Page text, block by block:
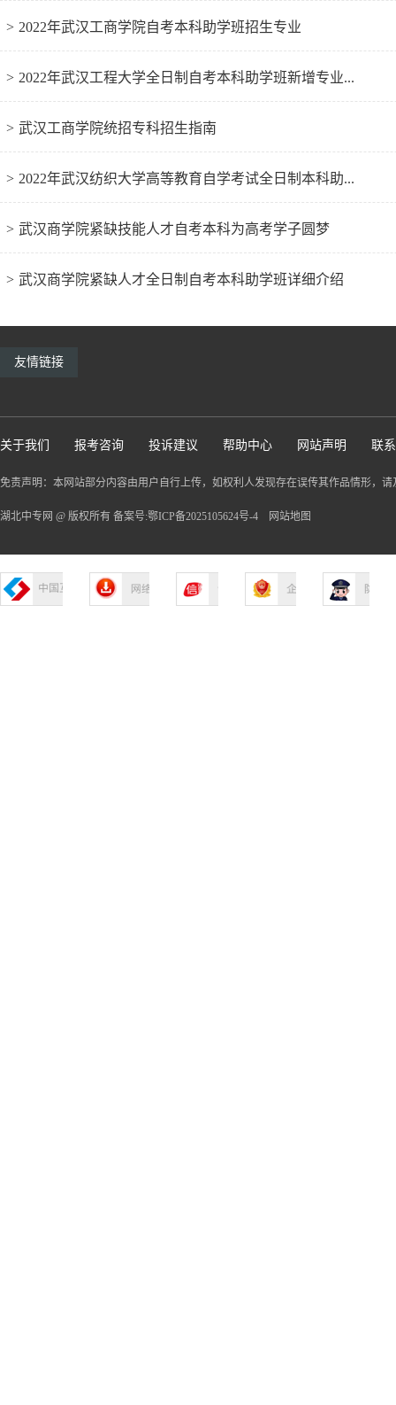
> 2022年武汉工商学院自考本科助学班招生专业
> 2022年武汉工程大学全日制自考本科助学班新增专业...
> 武汉工商学院统招专科招生指南
> 2022年武汉纺织大学高等教育自学考试全日制本科助...
> 武汉商学院紧缺技能人才自考本科为高考学子圆梦
> 武汉商学院紧缺人才全日制自考本科助学班详细介绍
友情链接
关于我们 报考咨询 投诉建议 帮助中心 网站声明 联
免责声明：本网站部分内容由用户自行上传，如权利人发现存在误传其作品情形，
湖北中专网 @ 版权所有 备案号:鄂ICP备2025105624号-4 网站地图